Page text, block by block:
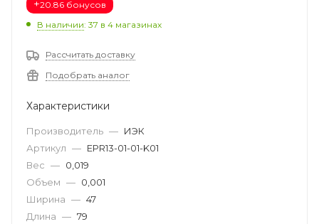
+20.86 бонусов
В наличии: 37 в 4 магазинах
Рассчитать доставку
Подобрать аналог
Характеристики
Производитель — ИЭК
Артикул — EPR13-01-01-K01
Вес — 0,019
Объем — 0,001
Ширина — 47
Длина — 79